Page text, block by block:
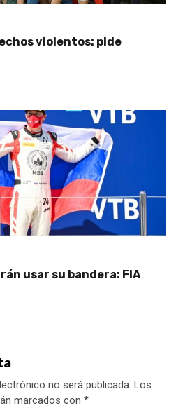
violentos: pide
usar su bandera: FIA
no será publicada. Los
marcados con *